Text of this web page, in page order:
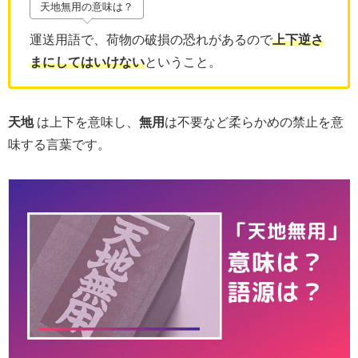
天地無用の意味は？
運送用語で、荷物の破損の恐れがあるので上下逆さ
まにしてはいけないということ。
天地 は上下を意味し、 無用 は不要など柔らかめの禁止を意
味する言葉です。